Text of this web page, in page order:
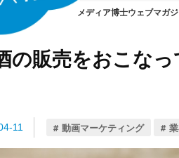
メディア博士ウェブマガ
の販売をおこな
11 動画マーケティング